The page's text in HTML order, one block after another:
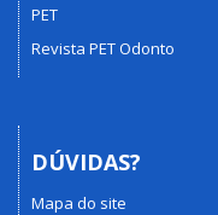
PET
Revista PET Odonto
DÚVIDAS?
Mapa do site